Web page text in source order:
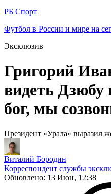
РБ Спорт
Футбол в России и мире на
Эксклюзив
Григорий
видеть Дзюбу
бог, мы
Президент «Урала» выразил
Виталий Бородин
Корреспондент службы
Обновлено: 13 Июн, 12:38